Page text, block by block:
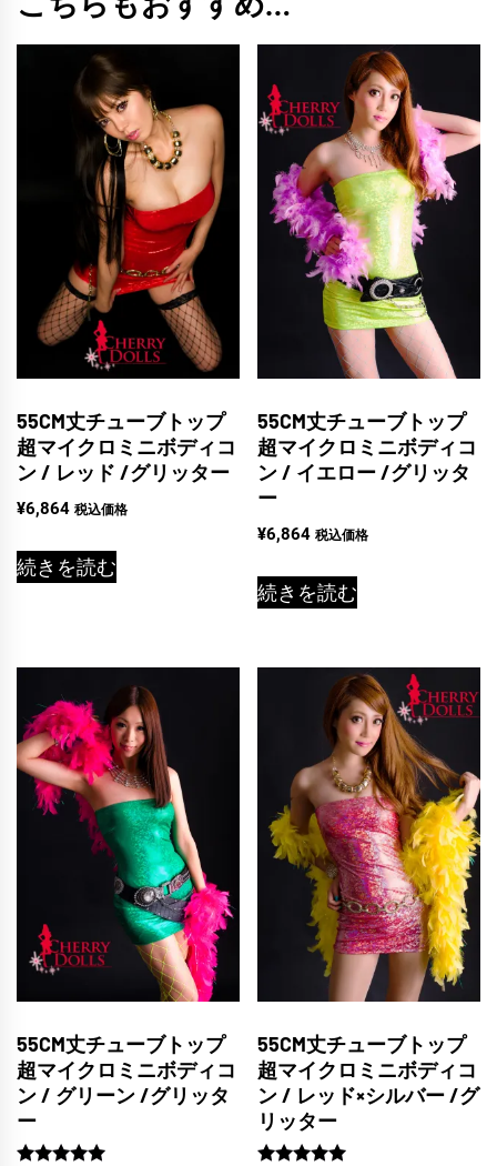
55CM丈チューブトップ
超マイクロミニボディコ
ン / レッド /グリッター
¥6,864 税込価格
続きを読む
55CM丈チューブトップ
超マイクロミニボディコ
ン / イエロー /グリッタ
ー
¥6,864 税込価格
続きを読む
55CM丈チューブトップ
超マイクロミニボディコ
ン / グリーン /グリッタ
ー
55CM丈チューブトップ
超マイクロミニボディコ
ン / レッド×シルバー /グ
リッター